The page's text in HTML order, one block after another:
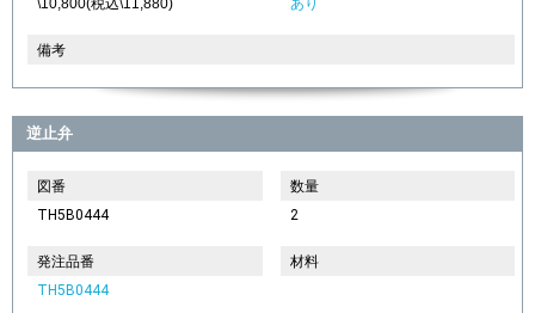
備考
逆止弁
図番
TH5B0444
数量
2
発注品番
TH5B0444
材料